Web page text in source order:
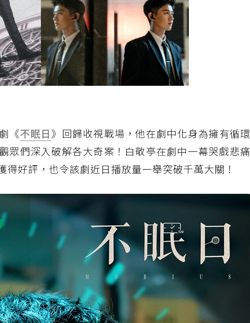
《不眠日 》回歸收視戰場，他在劇中化身為擁有循環
眾們深入破解各大奇案！白敬亭在劇中一幕哭戲悲痛
好評，也令該劇近日播放量一舉突破千萬大關！